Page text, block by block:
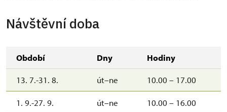
Návštěvní doba
Období Dny Hodiny
13. 7.-31. 8. út–ne 10.00 – 17.00
1. 9.-27. 9. út–ne 10.00 – 16.00